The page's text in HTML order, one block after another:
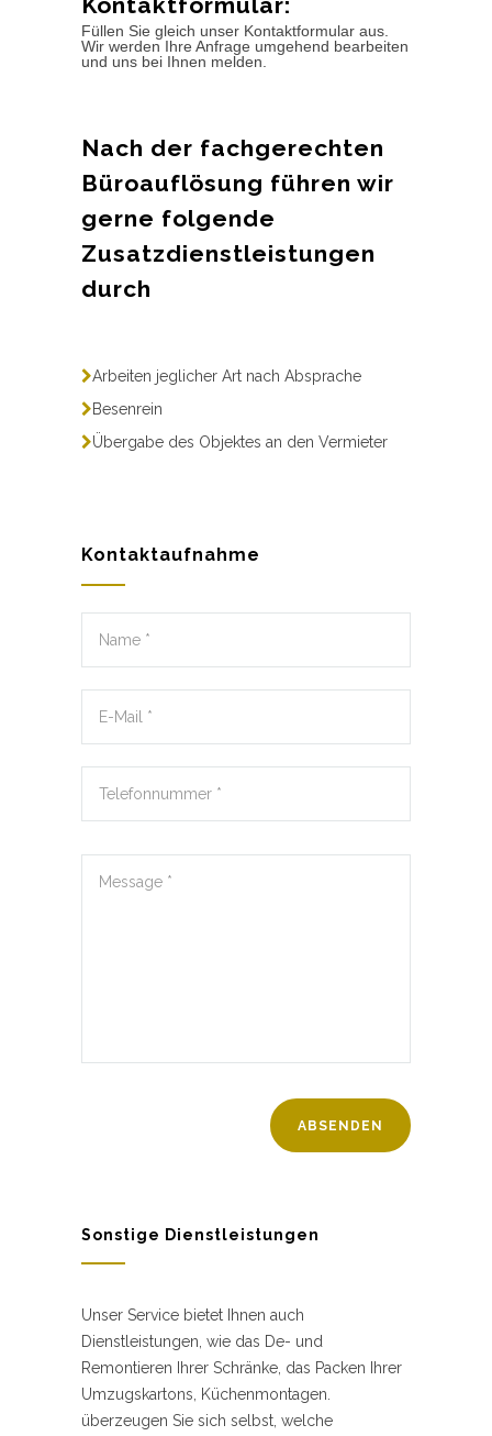
Füllen Sie gleich unser Kontaktformular aus.
Wir werden Ihre Anfrage umgehend bearbeiten
und uns bei Ihnen melden.
Nach der fachgerechten
Büroauflösung führen wir
gerne folgende
Zusatzdienstleistungen
durch
Arbeiten jeglicher Art nach Absprache
Besenrein
Übergabe des Objektes an den Vermieter
Kontaktaufnahme
Sonstige Dienstleistungen
Unser Service bietet Ihnen auch
Dienstleistungen, wie das De- und
Remontieren Ihrer Schränke, das Packen Ihrer
Umzugskartons, Küchenmontagen.
überzeugen Sie sich selbst, welche